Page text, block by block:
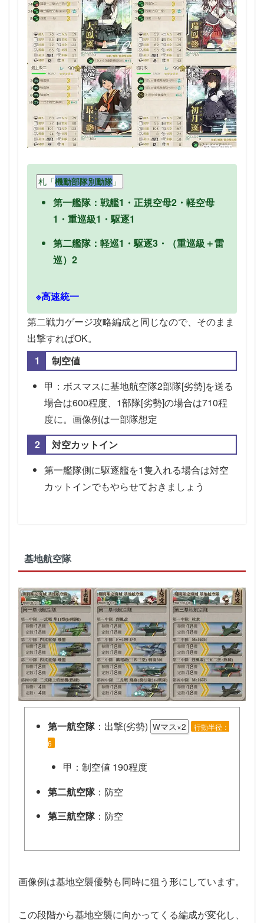
札「機動部隊別動隊」
第一艦隊：戦艦1・正規空母2・軽空母
1・重巡級1・駆逐1
第二艦隊：軽巡1・駆逐3・（重巡級＋雷
巡）2
※高速統一
第二戦力ゲージ攻略編成と同じなので、そのまま
出撃すればOK。
制空値
甲：ボスマスに基地航空隊2部隊[劣勢]を送る
場合は600程度、1部隊[劣勢]の場合は710程
度に。画像例は一部隊想定
対空カットイン
第一艦隊側に駆逐艦を1隻入れる場合は対空
カットインでもやらせておきましょう
第一艦隊：戦艦1・正規空母2・軽空母1・重
2
基地航空隊
第一航空隊：出撃(劣勢) Wマス×2
行動半径：
6
甲：制空値 190程度
第二航空隊：防空
第三航空隊：防空
画像例は基地空襲優勢も同時に狙う形にしています。
この段階から基地空襲に向かってくる編成が変化し、